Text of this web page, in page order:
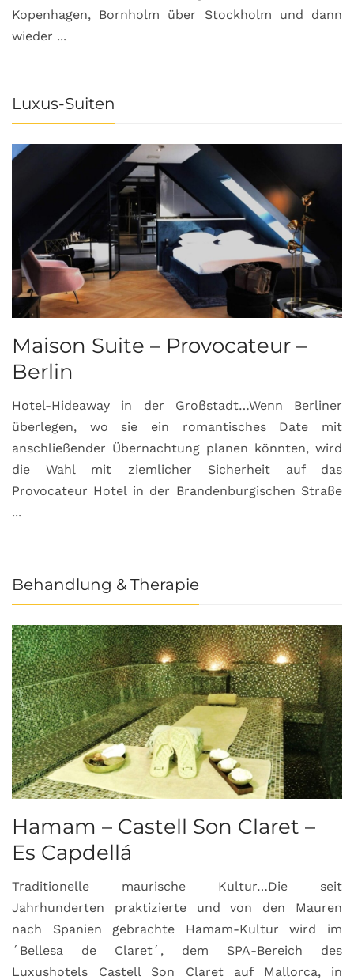
Kopenhagen, Bornholm über Stockholm und dann
wieder ...
Luxus-Suiten
Maison Suite – Provocateur –
Berlin
Hotel-Hideaway in der Großstadt…Wenn Berliner
überlegen, wo sie ein romantisches Date mit
anschließender Übernachtung planen könnten, wird
die Wahl mit ziemlicher Sicherheit auf das
Provocateur Hotel in der Brandenburgischen Straße
...
Behandlung & Therapie
Hamam – Castell Son Claret –
Es Capdellá
Traditionelle maurische Kultur…Die seit
Jahrhunderten praktizierte und von den Mauren
nach Spanien gebrachte Hamam-Kultur wird im
´Bellesa de Claret´, dem SPA-Bereich des
Luxushotels Castell Son Claret auf Mallorca, in